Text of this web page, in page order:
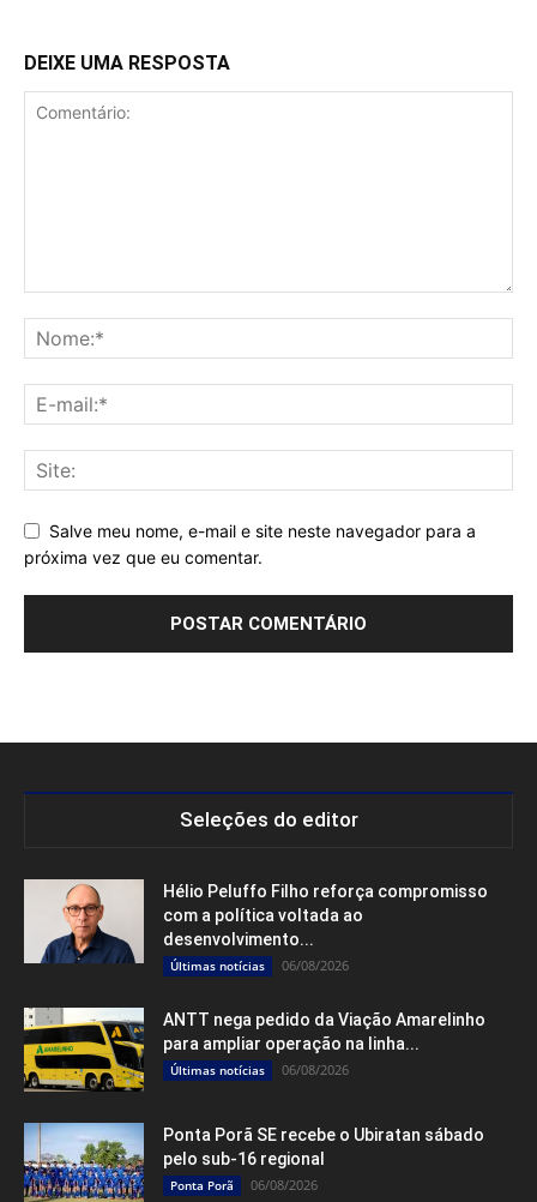
DEIXE UMA RESPOSTA
Salve meu nome, e-mail e site neste navegador para a
próxima vez que eu comentar.
Seleções do editor
Hélio Peluffo Filho reforça compromisso
com a política voltada ao
desenvolvimento...
Últimas notícias 06/08/2026
ANTT nega pedido da Viação Amarelinho
para ampliar operação na linha...
Últimas notícias 06/08/2026
Ponta Porã SE recebe o Ubiratan sábado
pelo sub-16 regional
Ponta Porã 06/08/2026